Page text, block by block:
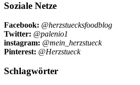
Soziale Netze
Facebook: @herzstuecksfoodblog
Twitter: @palenio1
instagram: @mein_herzstueck
Pinterest: @Herzstueck
Schlagwörter